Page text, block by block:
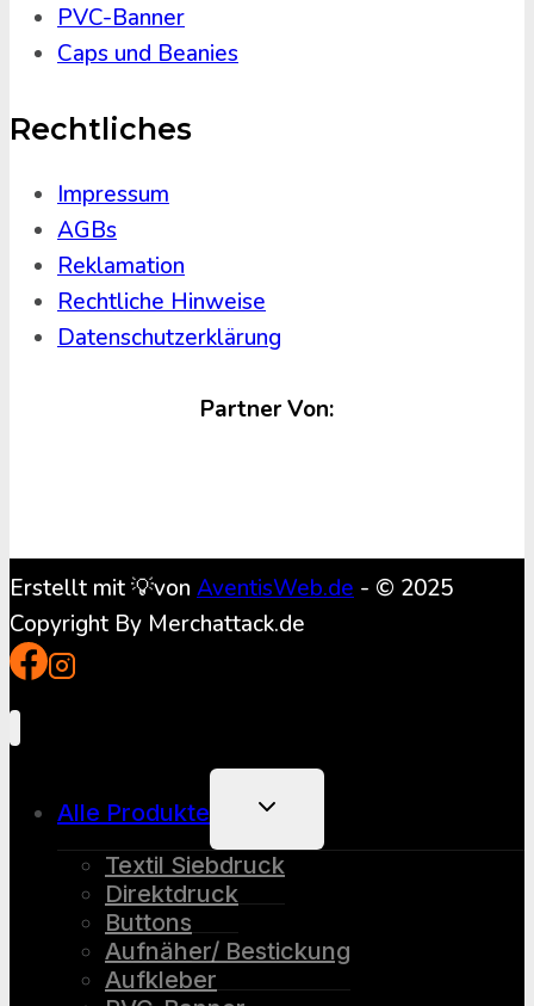
PVC-Banner
Caps und Beanies
Rechtliches
Impressum
AGBs
Reklamation
Rechtliche Hinweise
Datenschutzerklärung
Partner Von:
Erstellt mit 💡von AventisWeb.de - © 2025
Copyright By Merchattack.de
Alle Produkte
Untermenü
Textil Siebdruck
Direktdruck
Buttons
Aufnäher/ Bestickung
Aufkleber